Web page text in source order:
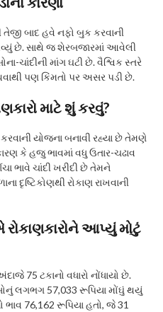
બાદ હવે નફો બુક કરવાની
છે. સાથે જ શેરબજારમાં આવેલી
ચાંદીની માંગ ઘટી છે. વૈશ્વિક સ્તરે
પણ કિંમતો પર અસર પડી છે.
માટે શું કરવું?
કરવાની યોજના બનાવી રહ્યા છે તેમણે
કે હજુ ભાવમાં વધુ ઉતાર-ચઢાવ
ચાંદી ખરીદી છે તેમને
દૃષ્ટિકોણથી રોકાણ રાખવાની
રોકાણકારોને આપ્યું મોટું
75 ટકાનો વધારો નોંધાયો છે.
લગભગ 57,033 રૂપિયા મોંઘું થયું
ભાવ 76,162 રૂપિયા હતો, જે 31